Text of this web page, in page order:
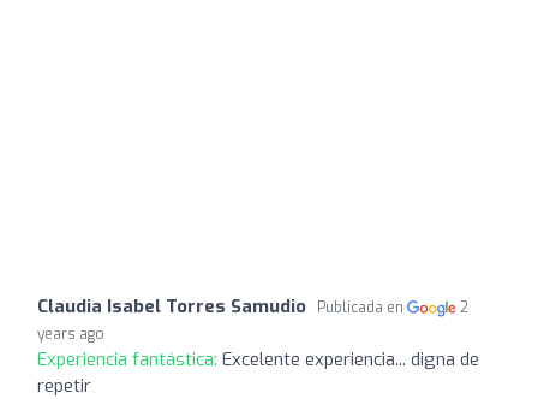
Claudia Isabel Torres Samudio Publicada en
2
years ago
Experiencia fantástica: Excelente experiencia... digna de
repetir